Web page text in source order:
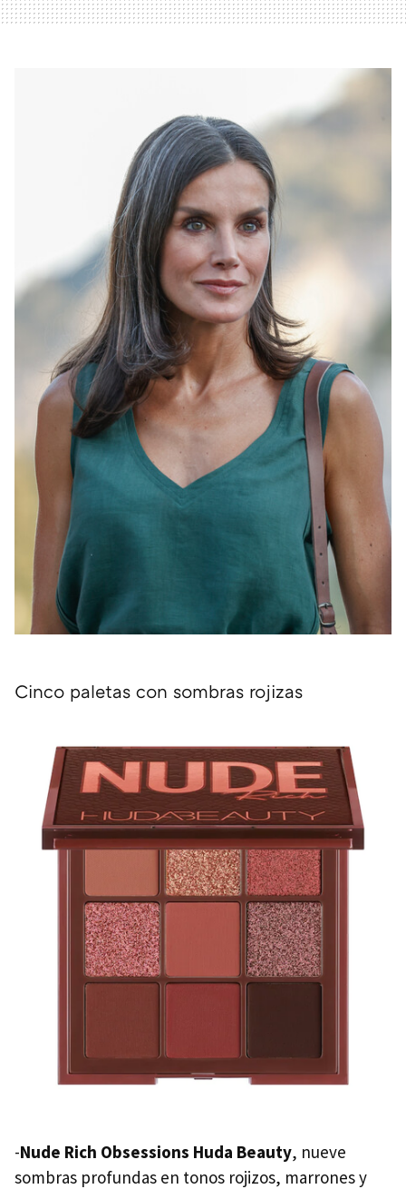
Cinco paletas con sombras rojizas
-Nude Rich Obsessions Huda Beauty, nueve
sombras profundas en tonos rojizos, marrones y